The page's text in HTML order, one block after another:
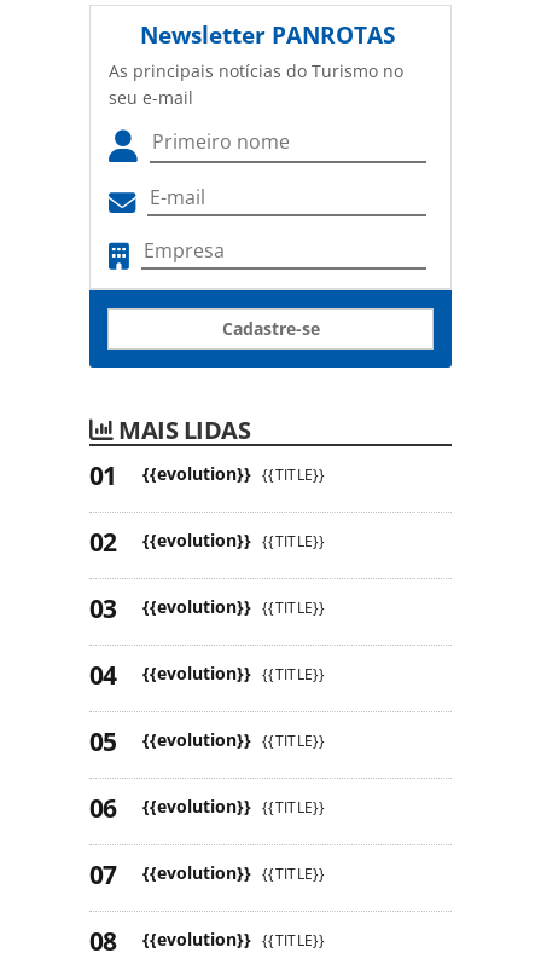
Newsletter PANROTAS
As principais notícias do Turismo no
seu e-mail
Cadastre-se
MAIS LIDAS
{{evolution}} {{TITLE}}
{{evolution}} {{TITLE}}
{{evolution}} {{TITLE}}
{{evolution}} {{TITLE}}
{{evolution}} {{TITLE}}
{{evolution}} {{TITLE}}
{{evolution}} {{TITLE}}
{{evolution}} {{TITLE}}